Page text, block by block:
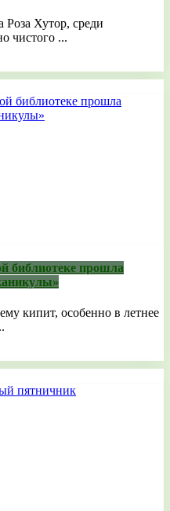
Хутор, среди
чистого ...
библиотеке прошла
кипит, особенно в летнее